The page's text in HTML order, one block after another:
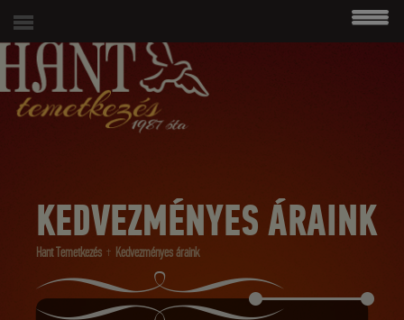
06 (1) 215 4938
KEDVEZMÉNYES ÁRAINK
Hant Temetkezés Kedvezményes áraink